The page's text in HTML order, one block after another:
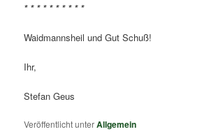
* * * * * * * * * *
Waidmannsheil und Gut Schuß!
Ihr,
Stefan Geus
Veröffentlicht unterAllgemein